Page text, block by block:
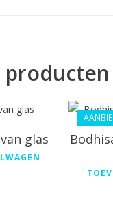
glas